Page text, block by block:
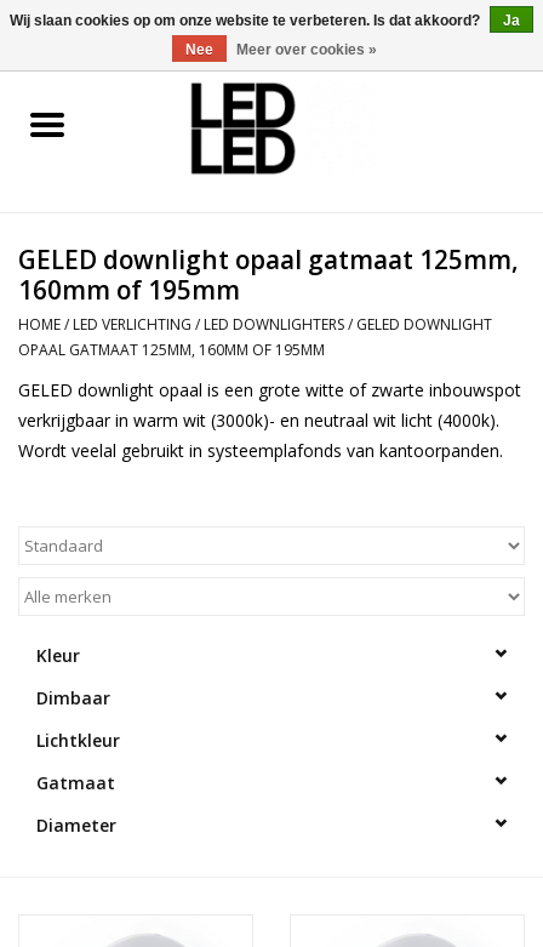
0 Artikelen - €0,00
Home
LED Accessoires
OP = OP
Projecten
Installateur
GELED downlight opaal gatmaat 125mm,
160mm of 195mm
HOME/ LED VERLICHTING / LED DOWNLIGHTERS/ GELED DOWNLIGHT
OPAAL GATMAAT 125MM, 160MM OF 195MM
GELED downlight opaal is een grote witte of zwarte inbouwspot
verkrijgbaar in warm wit (3000k)- en neutraal wit licht (4000k).
Wordt veelal gebruikt in systeemplafonds van kantoorpanden.
Kleur
Dimbaar
Lichtkleur
Gatmaat
Diameter
Wij slaan cookies op om onze website te verbeteren. Is dat akkoord?
Ja
Nee
Meer over cookies »